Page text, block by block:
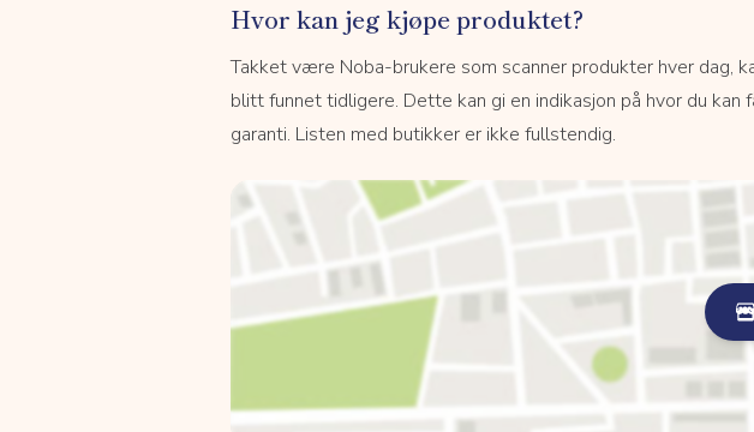
Hvor kan jeg kjøpe produktet?
Takket være Noba-brukere som scanner produkter hver dag,
blitt funnet tidligere. Dette kan gi en indikasjon på hvor du kan
garanti. Listen med butikker er ikke fullstendig.